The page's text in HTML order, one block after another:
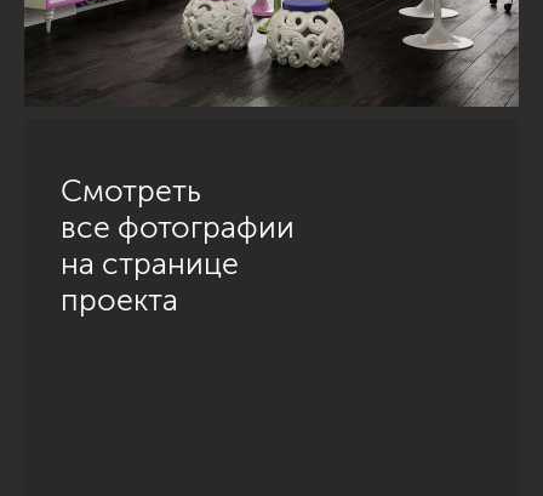
Смотреть
все фотографии
на странице
проекта